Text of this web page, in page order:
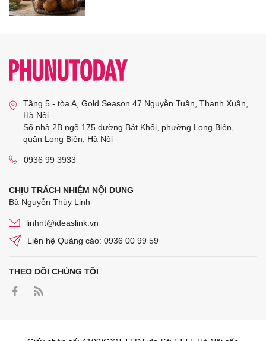
Tầng 5 - tòa A, Gold Season 47 Nguyễn Tuân, Thanh Xuân,
Hà Nội
Số nhà 2B ngõ 175 đường Bát Khối, phường Long Biên,
quận Long Biên, Hà Nội
0936 99 3933
CHỊU TRÁCH NHIỆM NỘI DUNG
Bà Nguyễn Thùy Linh
linhnt@ideaslink.vn
Liên hệ Quảng cáo: 0936 00 99 59
THEO DÕI CHÚNG TÔI